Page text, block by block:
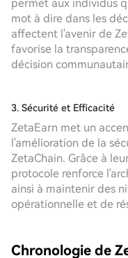
permet aux individus
mot à dire dans les
affectent l'avenir de
favorise la
décision
3. Sécurité et Efficacité
ZetaEarn met un
l'amélioration de la
ZetaChain. Grâce à
protocole renforce
ainsi à maintenir des
opérationnelle et de
Chronologie de